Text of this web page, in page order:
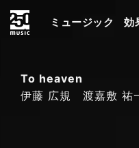
ミュージック 効
To heaven
伊藤 広規 渡嘉敷